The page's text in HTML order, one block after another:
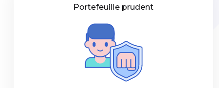
Portefeuille prudent